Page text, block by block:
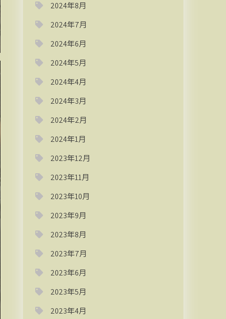
2024年8月
2024年7月
2024年6月
2024年5月
2024年4月
2024年3月
2024年2月
2024年1月
2023年12月
2023年11月
2023年10月
2023年9月
2023年8月
2023年7月
2023年6月
2023年5月
2023年4月